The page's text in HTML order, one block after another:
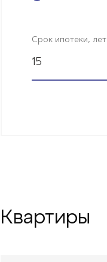
Срок ипотеки, лет
15
Квартиры